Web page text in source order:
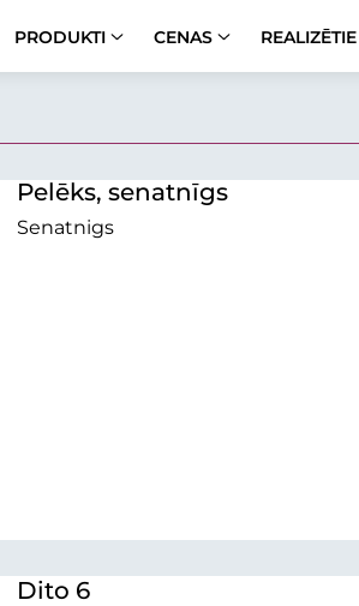
PRODUKTI CENAS
Pelēks, senatnīgs
Senatnigs
Dito 6